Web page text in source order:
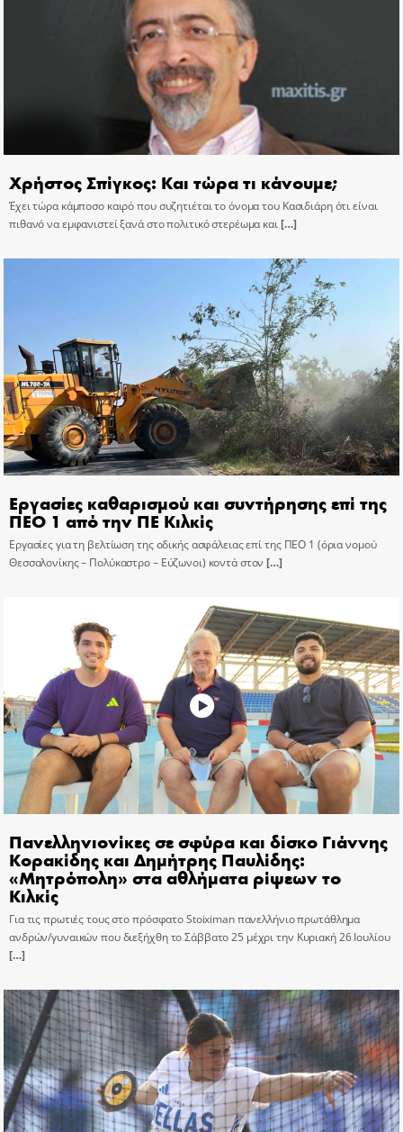
Χρήστος Σπίγκος: Και τώρα τι κάνουμε;
Έχει τώρα κάμποσο καιρό που συζητιέται το όνομα του Κασιδιάρη ότι είναι
πιθανό να εμφανιστεί ξανά στο πολιτικό στερέωμα και[…]
Εργασίες καθαρισμού και συντήρησης επί της
ΠΕΟ 1 από την ΠΕ Κιλκίς
Εργασίες για τη βελτίωση της οδικής ασφάλειας επί της ΠΕΟ 1 (όρια νομού
Θεσσαλονίκης – Πολύκαστρο – Εύζωνοι) κοντά στον […]
Πανελληνιονίκες σε σφύρα και δίσκο Γιάννης
Κορακίδης και Δημήτρης Παυλίδης:
«Μητρόπολη» στα αθλήματα ρίψεων το
Κιλκίς
Για τις πρωτιές τους στο πρόσφατο Stoiximan πανελλήνιο πρωτάθλημα
ανδρών/γυναικών που διεξήχθη το Σάββατο 25 μέχρι την Κυριακή 26 Ιουλίου
[…]